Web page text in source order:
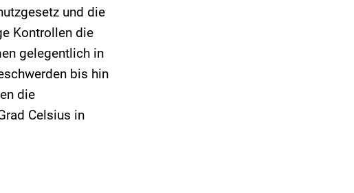
und die
Kontrollen die
gelegentlich in
bis hin
die
Celsius in